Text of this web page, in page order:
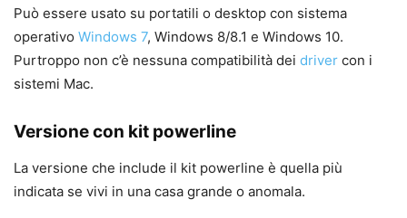
Può essere usato su portatili o desktop con sistema
operativo Windows 7, Windows 8/8.1 e Windows 10.
Purtroppo non c’è nessuna compatibilità dei driver con i
sistemi Mac.
Versione con kit powerline
La versione che include il kit powerline è quella più
indicata se vivi in una casa grande o anomala.